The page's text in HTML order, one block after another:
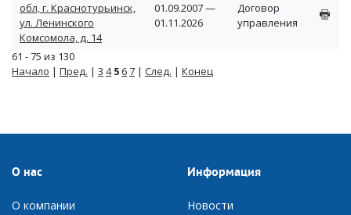
обл, г. Краснотурьинск,
ул. Ленинского
Комсомола, д. 14
01.09.2007 —
01.11.2026
Договор
управления
61 - 75 из 130
Начало | Пред. | 3 4 5 67 | След. | Конец
О нас
О компании
Информация
Новости